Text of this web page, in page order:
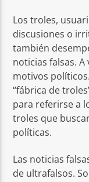
Los troles,
discusiones o
también
noticias falsas.
motivos
“fábrica de
para referirse a
troles que
políticas.
Las noticias
de ultrafalsos.